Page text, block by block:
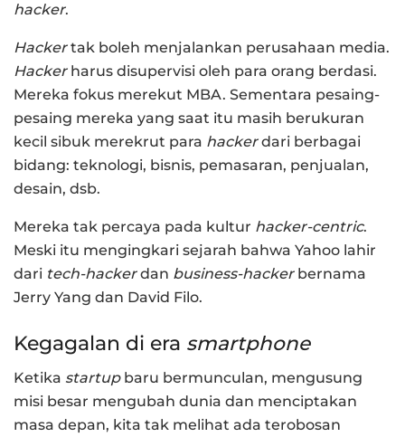
hacker.
Hackertak boleh menjalankan perusahaan media.
Hackerharus disupervisi oleh para orang berdasi.
Mereka fokus merekut MBA. Sementara pesaing-
pesaing mereka yang saat itu masih berukuran
kecil sibuk merekrut para hackerdari berbagai
bidang: teknologi, bisnis, pemasaran, penjualan,
desain, dsb.
Mereka tak percaya pada kultur hacker-centric.
Meski itu mengingkari sejarah bahwa Yahoo lahir
dari tech-hackerdan business-hackerbernama
Jerry Yang dan David Filo.
Kegagalan di era smartphone
Ketika startupbaru bermunculan, mengusung
misi besar mengubah dunia dan menciptakan
masa depan, kita tak melihat ada terobosan